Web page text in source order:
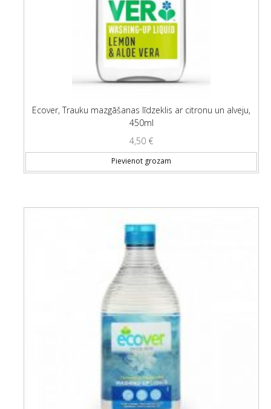
Ecover, Trauku mazgāšanas līdzeklis ar citronu un alveju,
450ml
4,50 €
Pievienot grozam